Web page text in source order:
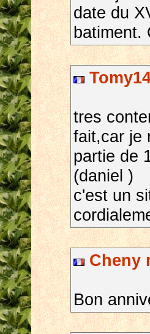
date du
batiment.
tres
fait,car je
partie de
(daniel )
c'est un
Cheny
Bon